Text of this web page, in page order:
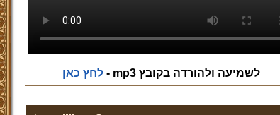
לשמיעה ולהורדה בקובץ mp3 - לחץ כאן